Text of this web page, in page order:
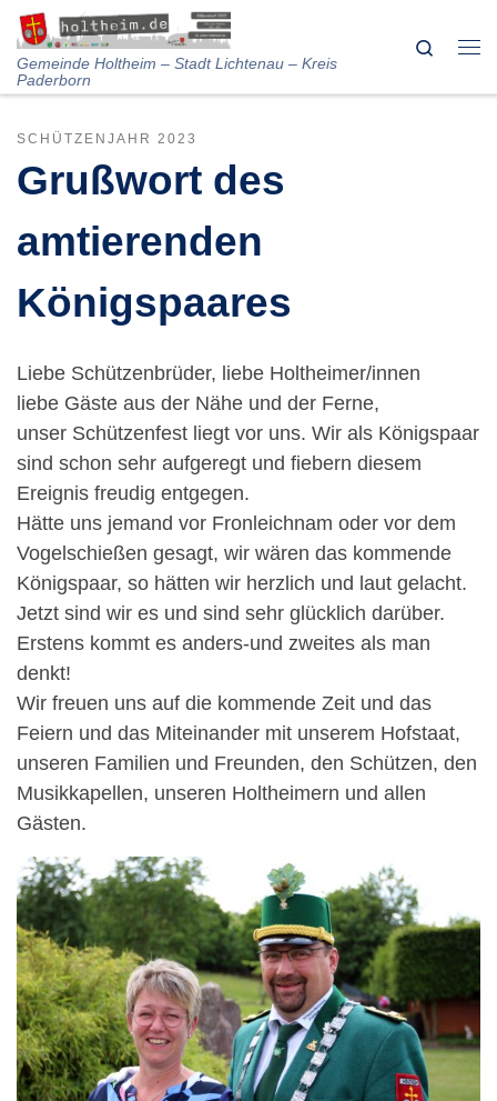
Skip to content
Gemeinde Holtheim – Stadt Lichtenau – Kreis
Paderborn
Search
SCHÜTZENJAHR 2023
Grußwort des
amtierenden
Königspaares
Liebe Schützenbrüder, liebe Holtheimer/innen
liebe Gäste aus der Nähe und der Ferne,
unser Schützenfest liegt vor uns. Wir als Königspaar
sind schon sehr aufgeregt und fiebern diesem
Ereignis freudig entgegen.
Hätte uns jemand vor Fronleichnam oder vor dem
Vogelschießen gesagt, wir wären das kommende
Königspaar, so hätten wir herzlich und laut gelacht.
Jetzt sind wir es und sind sehr glücklich darüber.
Erstens kommt es anders-und zweites als man
denkt!
Wir freuen uns auf die kommende Zeit und das
Feiern und das Miteinander mit unserem Hofstaat,
unseren Familien und Freunden, den Schützen, den
Musikkapellen, unseren Holtheimern und allen
Gästen.